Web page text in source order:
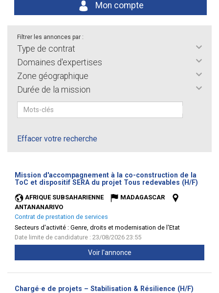
Mon compte
Filtrer les annonces par :
Type de contrat
Domaines d'expertises
Zone géographique
Durée de la mission
Effacer votre recherche
Mission d'accompagnement à la co-construction de la
ToC et dispositif SERA du projet Tous redevables (H/F)
AFRIQUE SUBSAHARIENNE
MADAGASCAR
ANTANANARIVO
Contrat de prestation de services
Secteurs d'activité : Genre, droits et modernisation de l'Etat
Date limite de candidature : 23/08/2026 23:55
Voir l'annonce
Chargé·e de projets – Stabilisation & Résilience (H/F)